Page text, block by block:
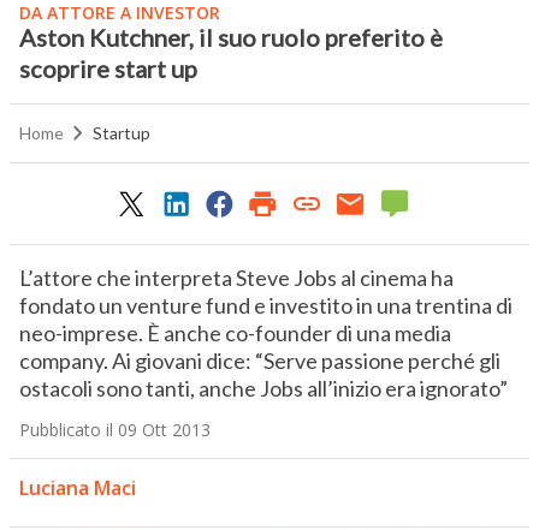
DA ATTORE A INVESTOR
Aston Kutchner, il suo ruolo preferito è
scoprire start up
Home Startup
L’attore che interpreta Steve Jobs al cinema ha
fondato un venture fund e investito in una trentina di
neo-imprese. È anche co-founder di una media
company. Ai giovani dice: “Serve passione perché gli
ostacoli sono tanti, anche Jobs all’inizio era ignorato”
Pubblicato il 09 Ott 2013
Luciana Maci